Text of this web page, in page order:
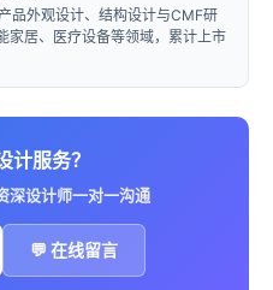
品外观设计、结构设计与CMF研
家居、医疗设备等领域，累计上市
计服务？
深设计师一对一沟通
💬 在线留言